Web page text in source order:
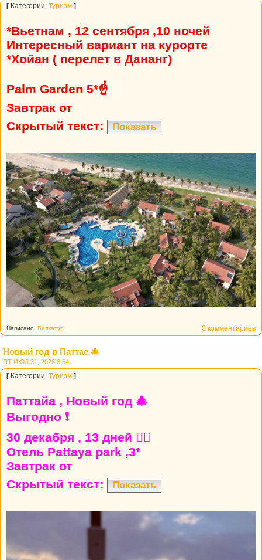
[ Категории: Туризм ]
*Вьетнам , 12 сентября ,10 ночей
Интересный вариант на курорте
*Хойан ( перелет в Дананг)
Palm Garden 5*☝
Завтрак от
Скрытый текст:
Показать
0 комментариев
Написано: Белкатур
Новый год в Паттае 🎄
ПТ ИЮЛ 31, 2026 8:54
[ Категории: Туризм ]
Паттайа , Новый год 🎄
Выгодно ❗
30 декабря , 13 дней 👍🏼
Отель Pattaya park ,3*
Завтрак от
Скрытый текст:
Показать